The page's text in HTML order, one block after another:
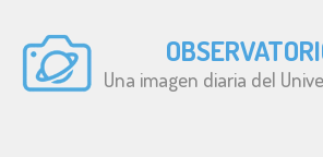
Una imagen diaria del